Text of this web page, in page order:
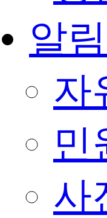
알
자
민
사